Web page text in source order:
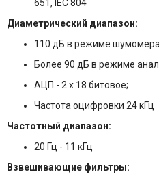
651, IEC 804
Диаметрический диапазон:
110 дБ в режиме
Более 90 дБ в режиме
АЦП - 2 х 18 битовое;
Частота оцифровки 24 кГц
Частотный диапазон:
20 Гц - 11 кГц
Взвешивающие фильтры: